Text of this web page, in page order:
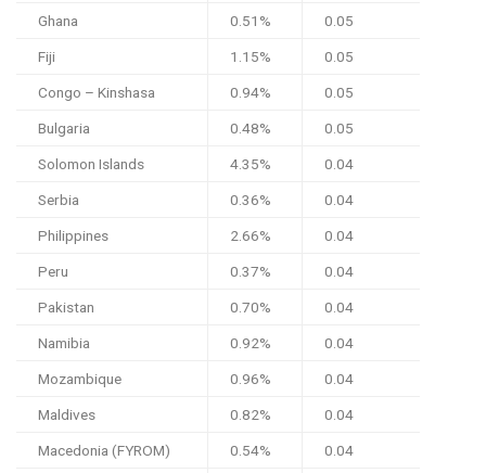
Ghana 0.51% 0.05
Fiji 1.15% 0.05
Congo – Kinshasa 0.94% 0.05
Bulgaria 0.48% 0.05
Solomon Islands 4.35% 0.04
Serbia 0.36% 0.04
Philippines 2.66% 0.04
Peru 0.37% 0.04
Pakistan 0.70% 0.04
Namibia 0.92% 0.04
Mozambique 0.96% 0.04
Maldives 0.82% 0.04
Macedonia (FYROM) 0.54% 0.04